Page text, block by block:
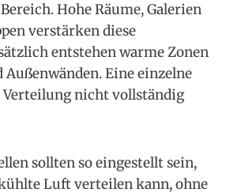
Hohe Räume, Galerien
verstärken diese
entstehen warme Zonen
Außenwänden. Eine einzelne
Verteilung nicht vollständig
sollten so eingestellt sein,
Luft verteilen kann, ohne